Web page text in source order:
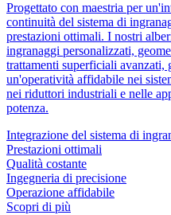
Progettato con maestria per
continuità del sistema di
prestazioni ottimali. I nostri
ingranaggi personalizzati,
trattamenti superficiali avanzati,
un'operatività affidabile nei
nei riduttori industriali e nelle
potenza.
Integrazione del sistema di
Prestazioni ottimali
Qualità costante
Ingegneria di precisione
Operazione affidabile
Scopri di più